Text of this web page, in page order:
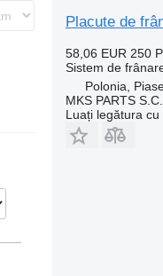
Placute de
58,06 EUR 250
Sistem de
Polonia,
MKS PARTS S.C.
Luați legătura